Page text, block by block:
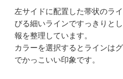
左サイドに配置した帯状のラ
びる細いラインですっきりと
報を整理しています。
カラーを選択するとラインは
でかっこいい印象です。